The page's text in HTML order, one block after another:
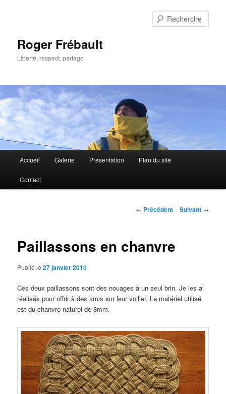
Roger Frébault
Liberté, respect, partage
principal
Accueil Galerie Présentation Plan du site
Contact
Navigation
← Précédent Suivant →
Paillassons en chanvre
Publié le27 janvier 2010
Ces deux paillassons sont des nouages à un seul brin. Je les ai
réalisés pour offrir à des amis sur leur voilier. Le matériel utilisé
est du chanvre naturel de 8mm.